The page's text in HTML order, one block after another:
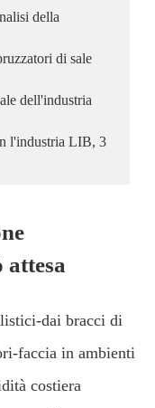
della
di sale
dell'industria
l'industria LIB, 3
dai bracci di
faccia in ambienti
costiera